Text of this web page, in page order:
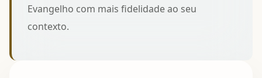
Evangelho com mais fidelidade ao seu
contexto.